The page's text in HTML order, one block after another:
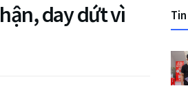
day dứt vì